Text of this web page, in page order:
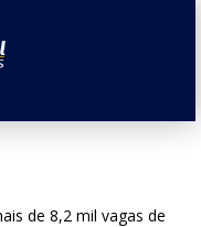
de 8,2 mil vagas de